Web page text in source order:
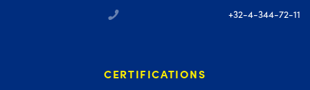
+32-4-344-72-11
CERTIFICATIONS